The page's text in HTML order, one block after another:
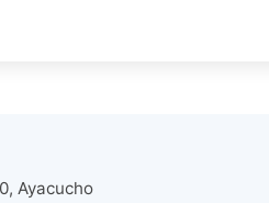
Ayacucho